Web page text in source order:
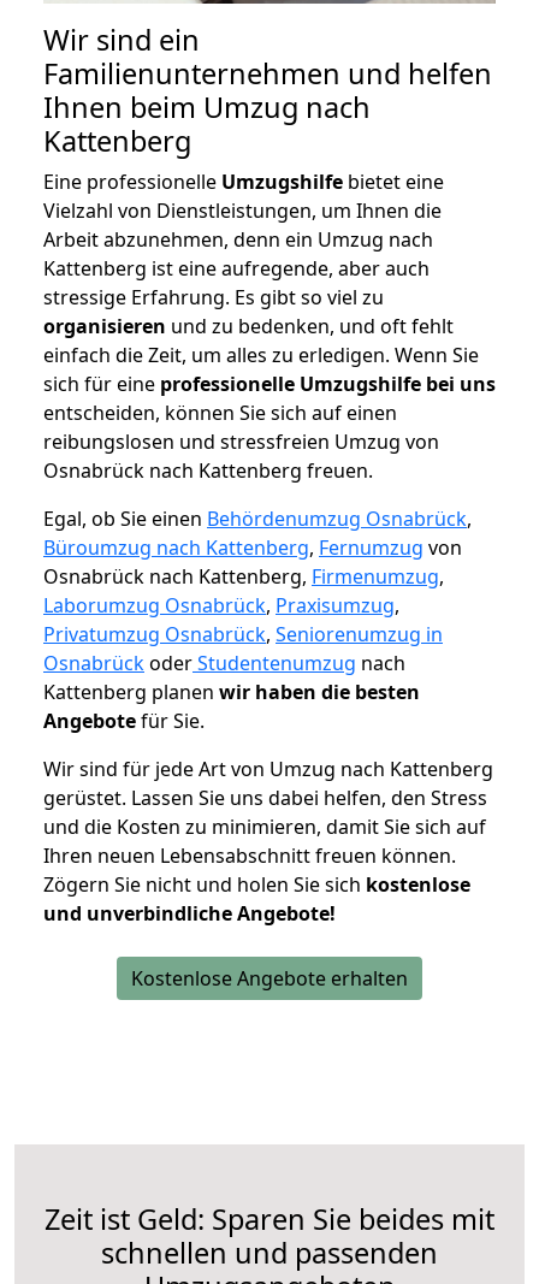
Wir sind ein
Familienunternehmen und helfen
Ihnen beim Umzug nach
Kattenberg
Eine professionelle Umzugshilfe bietet eine
Vielzahl von Dienstleistungen, um Ihnen die
Arbeit abzunehmen, denn ein Umzug nach
Kattenberg ist eine aufregende, aber auch
stressige Erfahrung. Es gibt so viel zu
organisieren und zu bedenken, und oft fehlt
einfach die Zeit, um alles zu erledigen. Wenn Sie
sich für eine professionelle Umzugshilfe bei uns
entscheiden, können Sie sich auf einen
reibungslosen und stressfreien Umzug von
Osnabrück nach Kattenberg freuen.
Egal, ob Sie einen Behördenumzug Osnabrück,
Büroumzug nach Kattenberg, Fernumzug von
Osnabrück nach Kattenberg, Firmenumzug,
Laborumzug Osnabrück, Praxisumzug,
Privatumzug Osnabrück, Seniorenumzug in
OsnabrückoderStudentenumzug nach
Kattenberg planen wir haben die besten
Angebotefür Sie.
Wir sind für jede Art von Umzug nach Kattenberg
gerüstet. Lassen Sie uns dabei helfen, den Stress
und die Kosten zu minimieren, damit Sie sich auf
Ihren neuen Lebensabschnitt freuen können.
Zögern Sie nicht und holen Sie sich kostenlose
und unverbindliche Angebote!
Kostenlose Angebote erhalten
Zeit ist Geld: Sparen Sie beides mit
schnellen und passenden